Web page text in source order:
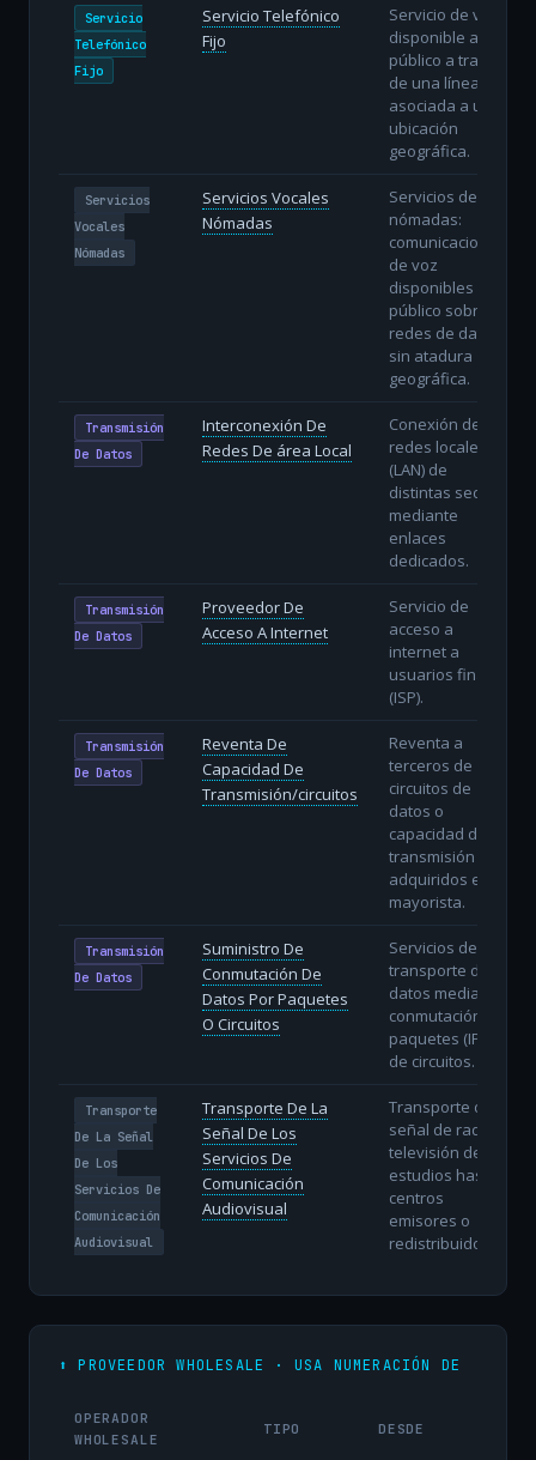
Servicio
Telefónico
Fijo
Servicio Telefónico
Fijo
Servicio de voz
disponible al
público a través
de una línea fija
asociada a una
ubicación
geográfica.
Servicios
Vocales
Nómadas
Servicios Vocales
Nómadas
Servicios de voz
nómadas:
comunicaciones
de voz
disponibles al
público sobre
redes de datos
sin atadura
geográfica.
Transmisión
De Datos
Interconexión De
Redes De área Local
Conexión de
redes locales
(LAN) de
distintas sedes
mediante
enlaces
dedicados.
Transmisión
De Datos
Proveedor De
Acceso A Internet
Servicio de
acceso a
internet a
usuarios finales
(ISP).
Transmisión
De Datos
Reventa De
Capacidad De
Transmisión/circuitos
Reventa a
terceros de
circuitos de
datos o
capacidad de
transmisión
adquiridos en
mayorista.
Transmisión
De Datos
Suministro De
Conmutación De
Datos Por Paquetes
O Circuitos
Servicios de
transporte de
datos mediante
conmutación de
paquetes (IP) o
de circuitos.
Transporte
De La Señal
De Los
Servicios De
Comunicación
Audiovisual
Transporte De La
Señal De Los
Servicios De
Comunicación
Audiovisual
Transporte de la
señal de radio y
televisión desde
estudios hasta
centros
emisores o
redistribuidores.
⬆️ PROVEEDOR WHOLESALE · USA NUMERACIÓN DE
OPERADOR
WHOLESALE
TIPO DESDE